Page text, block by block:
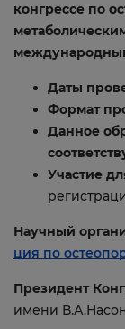
конгрессе по
Даты
Формат
Данное
Участие
Научный
ция по
Президент
имени